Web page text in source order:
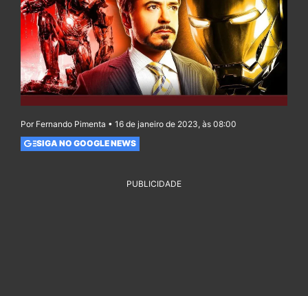
Por Fernando Pimenta • 16 de janeiro de 2023, às 08:00
SIGA NO GOOGLE NEWS
PUBLICIDADE